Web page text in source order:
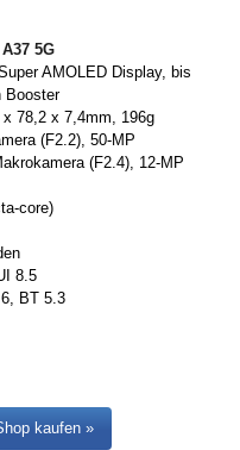
5G
AMOLED Display, bis
Booster
78,2 x 7,4mm, 196g
(F2.2), 50-MP
(F2.4), 12-MP
core)
8.5
BT 5.3
kaufen »